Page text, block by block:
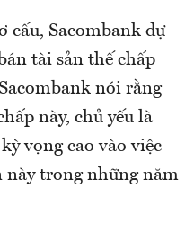
cấu, Sacombank dự
tài sản thế chấp
nói rằng
này, chủ yếu là
vọng cao vào việc
này trong những năm